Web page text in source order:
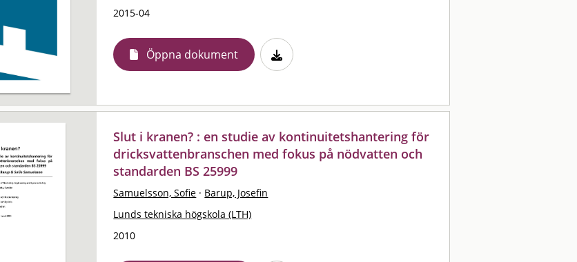
2015-04
Öppna dokument
Slut i kranen? : en studie av kontinuitetshantering för
dricksvattenbranschen med fokus på nödvatten och
standarden BS 25999
Samuelsson, Sofie · Barup, Josefin
Lunds tekniska högskola (LTH)
2010